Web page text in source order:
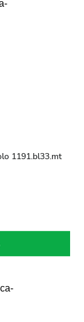
1191.bl33.mt